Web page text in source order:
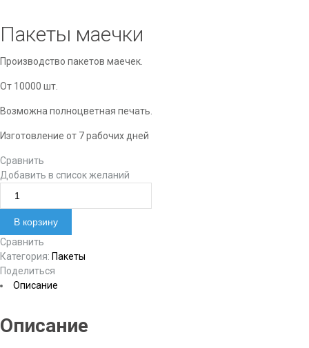
Пакеты маечки
Производство пакетов маечек.
От 10000 шт.
Возможна полноцветная печать.
Изготовление от 7 рабочих дней
Сравнить
Добавить в список желаний
Количество товара Пакеты маечки
В корзину
Сравнить
Категория: Пакеты
Поделиться
Описание
Описание